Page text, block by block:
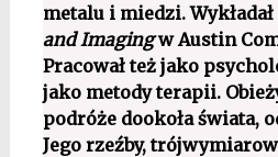
metalu i miedzi. Wykładał
and Imagingw Austin
Pracował też jako
jako metody terapii.
podróże dookoła świata,
Jego rzeźby,